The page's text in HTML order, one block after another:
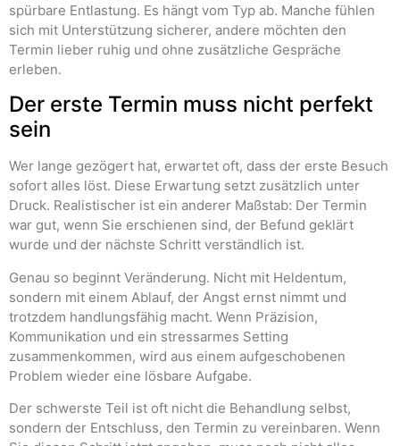
spürbare Entlastung. Es hängt vom Typ ab. Manche fühlen
sich mit Unterstützung sicherer, andere möchten den
Termin lieber ruhig und ohne zusätzliche Gespräche
erleben.
Der erste Termin muss nicht perfekt
sein
Wer lange gezögert hat, erwartet oft, dass der erste Besuch
sofort alles löst. Diese Erwartung setzt zusätzlich unter
Druck. Realistischer ist ein anderer Maßstab: Der Termin
war gut, wenn Sie erschienen sind, der Befund geklärt
wurde und der nächste Schritt verständlich ist.
Genau so beginnt Veränderung. Nicht mit Heldentum,
sondern mit einem Ablauf, der Angst ernst nimmt und
trotzdem handlungsfähig macht. Wenn Präzision,
Kommunikation und ein stressarmes Setting
zusammenkommen, wird aus einem aufgeschobenen
Problem wieder eine lösbare Aufgabe.
Der schwerste Teil ist oft nicht die Behandlung selbst,
sondern der Entschluss, den Termin zu vereinbaren. Wenn